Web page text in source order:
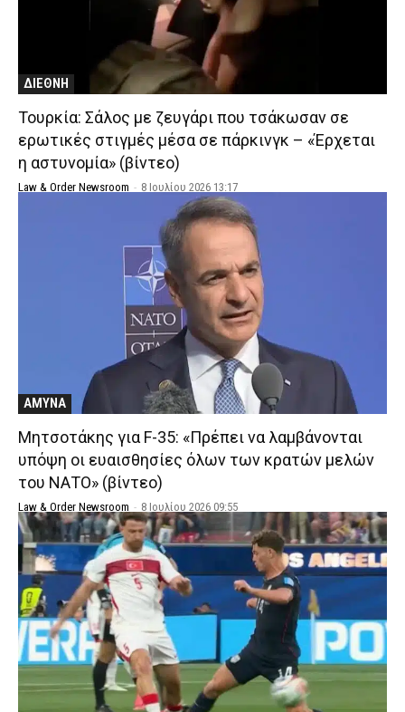
ΔΙΕΘΝΗ
Τουρκία: Σάλος με ζευγάρι που τσάκωσαν σε
ερωτικές στιγμές μέσα σε πάρκινγκ – «Έρχεται
η αστυνομία» (βίντεο)
Law & Order Newsroom - 8 Ιουλίου 2026 13:17
ΑΜΥΝΑ
Μητσοτάκης για F-35: «Πρέπει να λαμβάνονται
υπόψη οι ευαισθησίες όλων των κρατών μελών
του ΝΑΤΟ» (βίντεο)
Law & Order Newsroom - 8 Ιουλίου 2026 09:55